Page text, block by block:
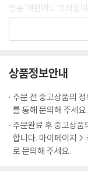
방송 개편에도 끄떡없
영화로도 만들어졌다.
갓 마징가(1984년)가
1. 경이의 로봇 탄생
2. 멈춰라! 아수라군단
3. 마징가 z 소멸작전
4. 마징가 z 절체절명!
5. 고스트 마징가 출현
6. 헬박사의 2대 기계수
상품정보안내
주문 전 중고상품의
를 통해 문의해 주세요.
주문완료 후 중고상품
합니다. 마이페이지 >
로 문의해 주세요.